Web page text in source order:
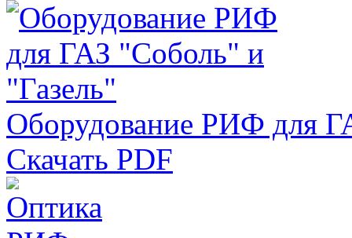
Оборудование РИФ для
Скачать PDF